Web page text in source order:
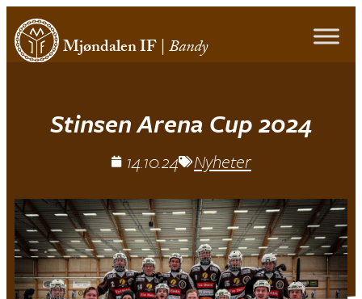
Mjøndalen IF|Bandy
Stinsen Arena Cup 2024
14.10.24 Nyheter